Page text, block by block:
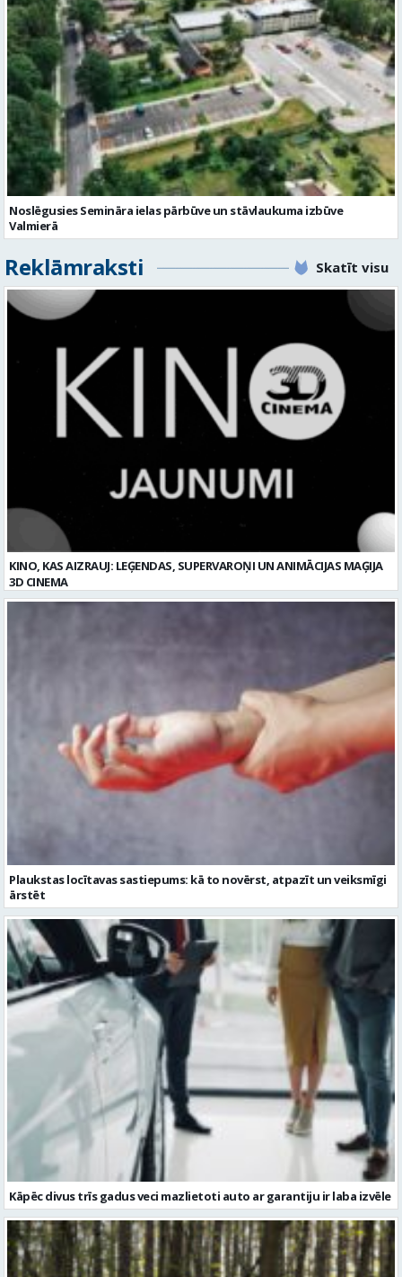
Noslēgusies Semināra ielas pārbūve un stāvlaukuma izbūve
Valmierā
Reklāmraksti Skatīt visu
KINO, KAS AIZRAUJ: LEĢENDAS, SUPERVAROŅI UN ANIMĀCIJAS MAĢIJA
3D CINEMA
Plaukstas locītavas sastiepums: kā to novērst, atpazīt un veiksmīgi
ārstēt
Kāpēc divus trīs gadus veci mazlietoti auto ar garantiju ir laba izvēle